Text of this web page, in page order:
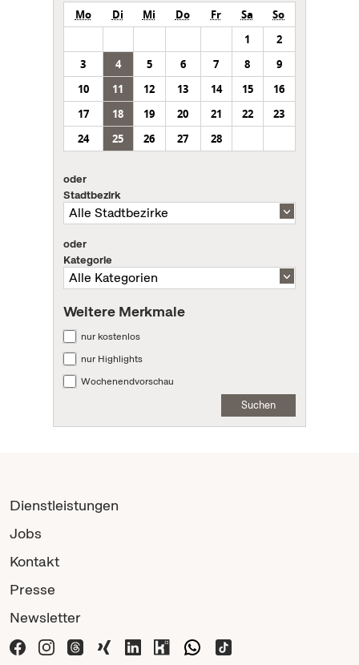
Mo Di Mi Do Fr Sa
So
1
2
3
4 5 6 7 8
9
10
11 12 13 14 15
16
17
18 19 20 21 22
23
24
25 26 27 28
oder
Stadtbezirk
oder
Kategorie
Weitere Merkmale
nur kostenlos
nur Highlights
Wochenendvorschau
Suchen
Dienstleistungen
Jobs
Kontakt
Presse
Newsletter